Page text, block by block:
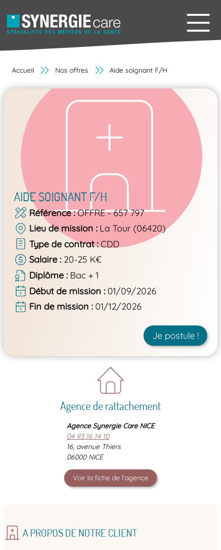
Accueil Nos offres Aide soignant F/H
AIDE SOIGNANT F/H
Référence OFFRE - 657 797
Lieu de mission
La Tour (06420)
Type de contrat CDD
Salaire
20-25 K€
Diplôme
Bac + 1
Début de mission
01/09/2026
Fin de mission
01/12/2026
Je postule !
Agence de rattachement
Agence Synergie Care NICE
04 93 16 14 10
16, avenue Thiers
06000 NICE
Voir la fiche de l'agence
A PROPOS DE NOTRE CLIENT